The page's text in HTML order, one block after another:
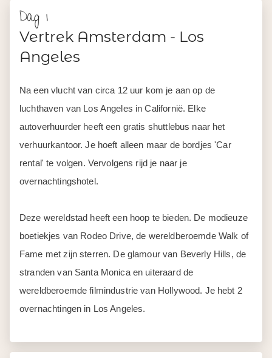
Dag 1
Vertrek Amsterdam - Los
Angeles
Na een vlucht van circa 12 uur kom je aan op de
luchthaven van Los Angeles in Californië. Elke
autoverhuurder heeft een gratis shuttlebus naar het
verhuurkantoor. Je hoeft alleen maar de bordjes 'Car
rental' te volgen. Vervolgens rijd je naar je
overnachtingshotel.
Deze wereldstad heeft een hoop te bieden. De modieuze
boetiekjes van Rodeo Drive, de wereldberoemde Walk of
Fame met zijn sterren. De glamour van Beverly Hills, de
stranden van Santa Monica en uiteraard de
wereldberoemde filmindustrie van Hollywood. Je hebt 2
overnachtingen in Los Angeles.